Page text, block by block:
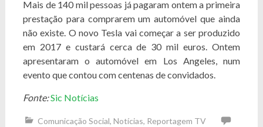
Mais de 140 mil pessoas já pagaram ontem a primeira
prestação para comprarem um automóvel que ainda
não existe. O novo Tesla vai começar a ser produzido
em 2017 e custará cerca de 30 mil euros. Ontem
apresentaram o automóvel em Los Angeles, num
evento que contou com centenas de convidados.
Fonte:Sic Notícias
Comunicação Social, Notícias, Reportagem TV